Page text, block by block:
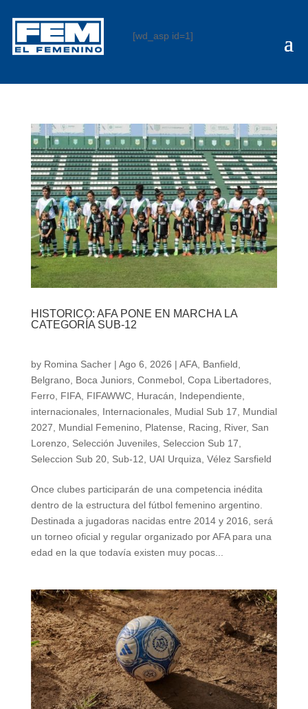
[wd_asp id=1]
HISTORICO: AFA PONE EN MARCHA LA
CATEGORÍA SUB-12
by Romina Sacher| Ago 6, 2026 | AFA, Banfield
Belgrano, Boca Juniors, Conmebol, Copa Libertadores,
Ferro, FIFA, FIFAWWC, Huracán Independiente
internacionales, Internacionales, Mudial Sub 17
Mundial
2027
Mundial Femenino, Platense Racing River, San
Lorenzo, Selección Juveniles, Seleccion Sub 17
Seleccion Sub 20, Sub-12 UAI Urquiza Vélez Sarsfield
Once clubes participarán de una competencia inédita
dentro de la estructura del fútbol femenino argentino.
Destinada a jugadoras nacidas entre 2014 y 2016, será
un torneo oficial y regular organizado por AFA para una
edad en la que todavía existen muy pocas...